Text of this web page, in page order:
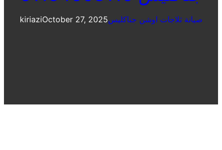
kiriaziOctober 27, 2025صيانة ثلاجات اوشن جناكليس